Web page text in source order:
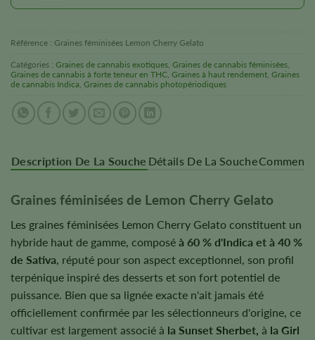
Référence : Graines féminisées Lemon Cherry Gelato
Catégories : Graines de cannabis exotiques, Graines de cannabis féminisées,
Graines de cannabis à forte teneur en THC, Graines à haut rendement, Graines
de cannabis Indica, Graines de cannabis photopériodiques
Description De La Souche Détails De La Souche
Graines féminisées de Lemon Cherry Gelato
Les graines féminisées Lemon Cherry Gelato constituent un
hybride haut de gamme, composé à 60 % d'Indica et à 40 %
de Sativa, réputé pour son aspect exceptionnel, son profil
terpénique inspiré des desserts et son fort potentiel de
puissance. Bien que sa lignée exacte n'ait jamais été
officiellement confirmée par les sélectionneurs d'origine, ce
cultivar est largement associé à la Sunset Sherbet, à la Girl